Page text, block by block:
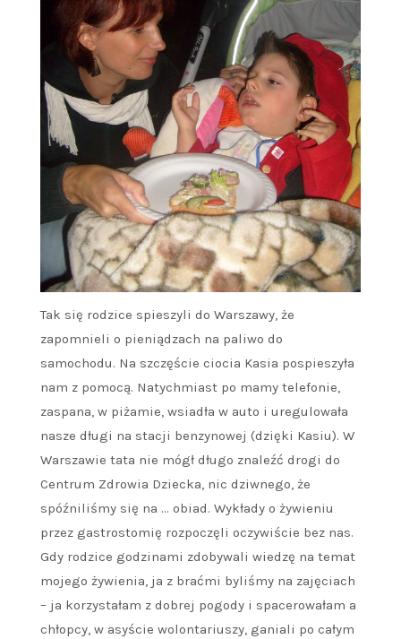
Tak się rodzice spieszyli do Warszawy, że
zapomnieli o pieniądzach na paliwo do
samochodu. Na szczęście ciocia Kasia pospieszyła
nam z pomocą. Natychmiast po mamy telefonie,
zaspana, w piżamie, wsiadła w auto i uregulowała
nasze długi na stacji benzynowej (dzięki Kasiu). W
Warszawie tata nie mógł długo znaleźć drogi do
Centrum Zdrowia Dziecka, nic dziwnego, że
spóźniliśmy się na … obiad. Wykłady o żywieniu
przez gastrostomię rozpoczęli oczywiście bez nas.
Gdy rodzice godzinami zdobywali wiedzę na temat
mojego żywienia, ja z braćmi byliśmy na zajęciach
– ja korzystałam z dobrej pogody i spacerowałam a
chłopcy, w asyście wolontariuszy, ganiali po całym